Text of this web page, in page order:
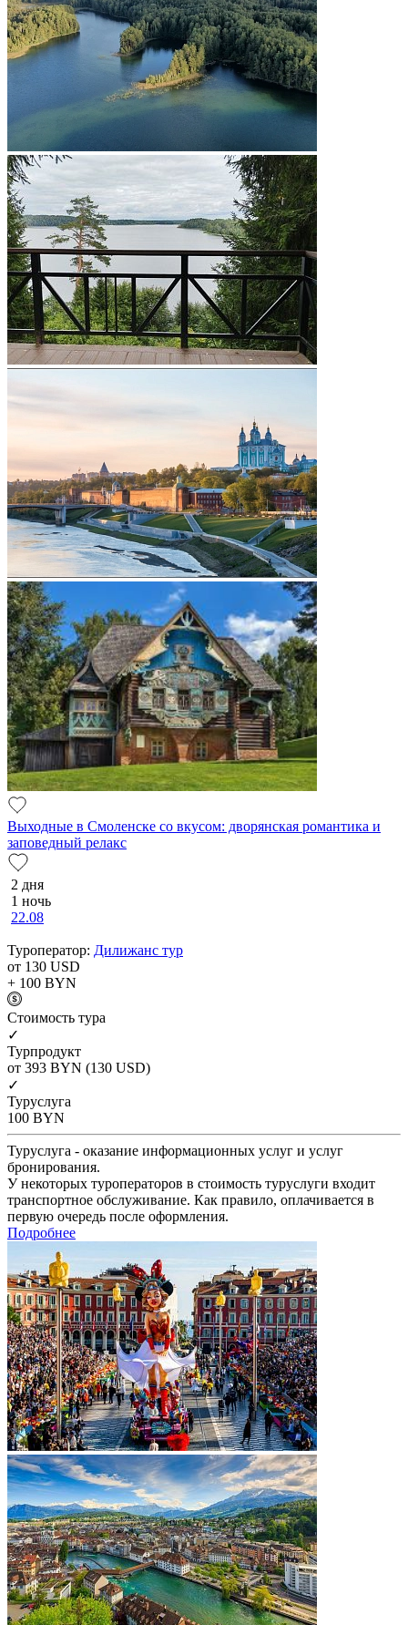
Выходные в Смоленске со вкусом: дворянская романтика и
заповедный релакс
2 дня
1 ночь
22.08
Туроператор: Дилижанс тур
от 130 USD
+ 100 BYN
Cтоимость тура
✓
Турпродукт
от 393 BYN (130 USD)
✓
Туруслуга
100 BYN
Туруслуга - оказание информационных услуг и услуг
бронирования.
У некоторых туроператоров в стоимость туруслуги входит
транспортное обслуживание. Как правило, оплачивается в
первую очередь после оформления.
Подробнее